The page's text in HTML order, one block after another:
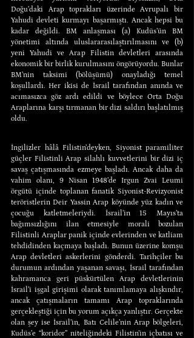
Doğu’daki Arap toprakları üzerinde Avrupalı bir
Yahudi devleti kurmayı başarmıştı. Ancak hepsi bu
kadar değildi. BM anlaşması (a) Kudüs’ün BM
yönetimi altında uluslararasılaştırılmasını ve (b)
yeni Yahudi ve Arap Filistin devletleri arasında
ekonomik bir birlik kurulmasını öngörüyordu. Bunlar
BM’nin taksimi (bölüşümü) onayladığı temel
koşullardı. Her ikisi de İsrail tarafından anında ve
acımasızca göz ardı edildi ve böylece Orta Doğu
Araplarına karşı tırmanan bir dizi saldırı başlatılmış
oldu.
İngilizler hâlâ Filistin’deyken, Siyonist paramiliter
güçler Filistinli Arap silahlı kuvvetlerini bir dizi iç
savaş çatışmasında ezmeye başladı. Ancak daha da
vahim olanı, 9 Nisan 1948’de Irgun Zvai Leumi
örgütü içinde toplanan fanatik Siyonist-Revizyonist
teröristlerin Deir Yassin Arap köyünde yüz kadın ve
çocuğu katletmeleriydi. İsrail’in 15 Mayıs’ta
bağımsızlığını ilan etmesiyle morali bozulan
Filistinli Araplar panik içinde evlerinden ve katliam
tehdidinden kaçmaya başladı. Bunun üzerine komşu
Arap devletleri askerlerini gönderdi. Tarihçiler bu
durumun ardından yaşanan savaşı, İsrail tarafından
kahramanca geri püskürtülen Arap devletlerinin
İsrail’i işgal girişimi olarak tanımlamaya alışkındır,
ancak çatışmaların tamamı Arap topraklarında
gerçekleştiği için bu yorum açıkça yanlıştır. Gerçekte
olan şey ise İsrail’in, Batı Celile’nin Arap bölgeleri,
Kudüs’e “koridor” niteliğindeki Filistin’in içbatısı ve